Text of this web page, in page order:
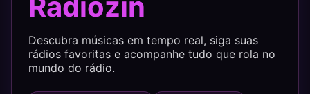
Descubra músicas em tempo real, siga suas
rádios favoritas e acompanhe tudo que rola no
mundo do rádio.